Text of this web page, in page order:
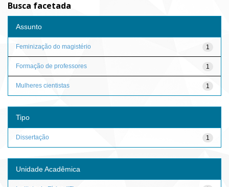
Busca facetada
Assunto
1
Feminização do magistério
1
Formação de professores
1
Mulheres cientistas
Tipo
1
Dissertação
Unidade Acadêmica